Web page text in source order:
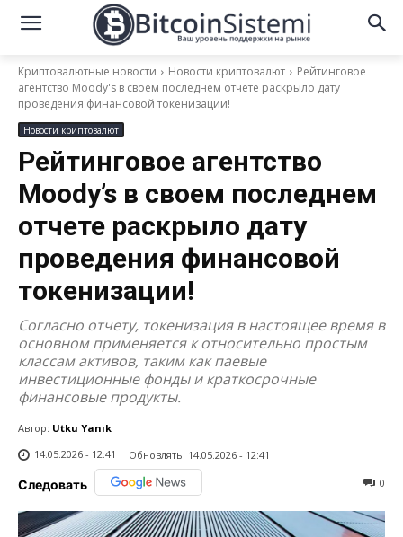
Криптовалютные новости Новости криптовалют
Рейтинговое
агентство Moody's в своем последнем отчете раскрыло дату
проведения финансовой токенизации!
Новости криптовалют
Рейтинговое агентство
Moody’s в своем последнем
отчете раскрыло дату
проведения финансовой
токенизации!
Согласно отчету, токенизация в настоящее время в
основном применяется к относительно простым
классам активов, таким как паевые
инвестиционные фонды и краткосрочные
финансовые продукты.
Автор: Utku Yanık
14.05.2026 - 12:41
Обновлять: 14.05.2026 - 12:41
Следовать 0